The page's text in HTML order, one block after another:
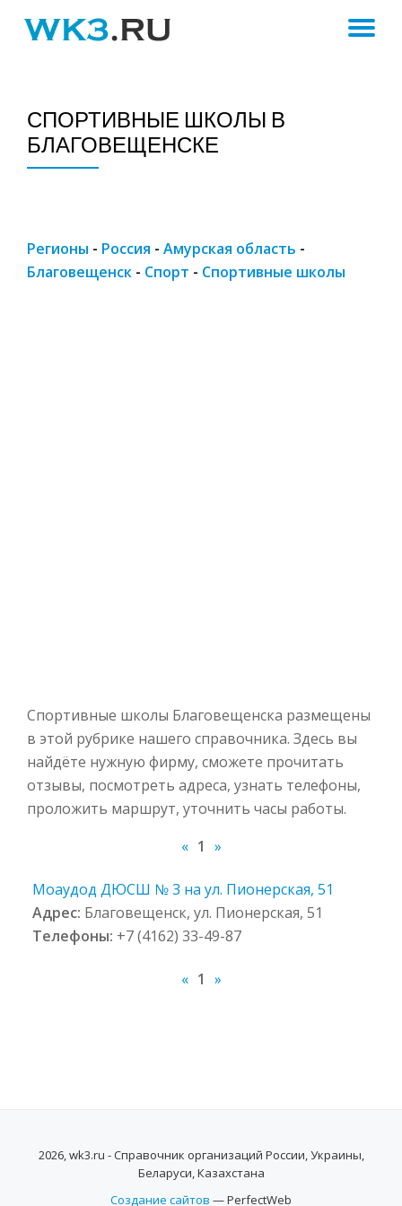
СПОРТИВНЫЕ ШКОЛЫ В
БЛАГОВЕЩЕНСКЕ
Регионы - Россия - Амурская область -
Благовещенск - Спорт - Спортивные школы
Спортивные школы Благовещенска размещены
в этой рубрике нашего справочника. Здесь вы
найдёте нужную фирму, сможете прочитать
отзывы, посмотреть адреса, узнать телефоны,
проложить маршрут, уточнить часы работы.
« 1 »
Моаудод ДЮСШ № 3 на ул. Пионерская, 51
Адрес: Благовещенск, ул. Пионерская, 51
Телефоны: +7 (4162) 33-49-87
« 1 »
2026, wk3.ru - Справочник организаций России, Украины,
Беларуси, Казахстана
Создание сайтов — PerfectWeb